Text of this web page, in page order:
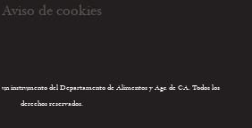
Aviso de cookies
instrumento del Departamento de Alimentos y Agr. de CA. Todos los
derechos reservados.